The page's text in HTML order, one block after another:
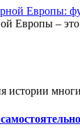
Европы –
истории